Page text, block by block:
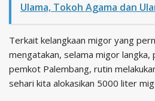
Ulama, Tokoh Agama dan
Terkait kelangkaan migor yang
mengatakan, selama migor langka,
pemkot Palembang, rutin
sehari kita alokasikan 5000 liter